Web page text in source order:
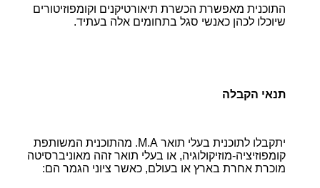
התוכנית מאפשרת הכשרת תיאורטיקנים וקומפוזיטורים
שיוכלו לכהן כאנשי סגל בתחומים אלה בעתיד.
תנאי הקבלה
יתקבלו לתוכנית בעלי תואר M.A. מהתוכנית המשותפת
קומפוזיציה-מוזיקולוגיה, או בעלי תואר זהה מאוניברסיטה
מוכרת אחרת בארץ או בעולם, כאשר ציוני הגמר הם: